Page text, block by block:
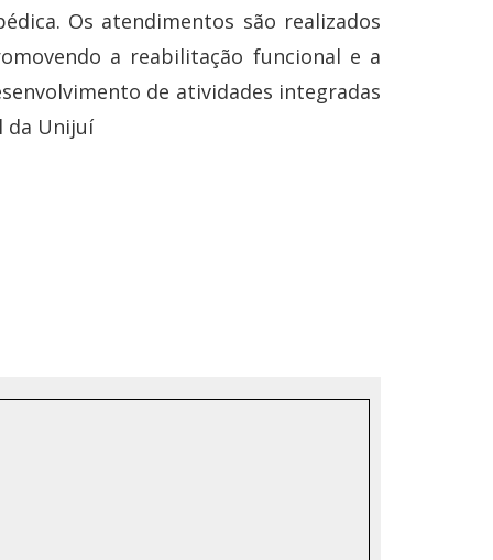
Os atendimentos são realizados
a reabilitação funcional e a
de atividades integradas
da Unijuí